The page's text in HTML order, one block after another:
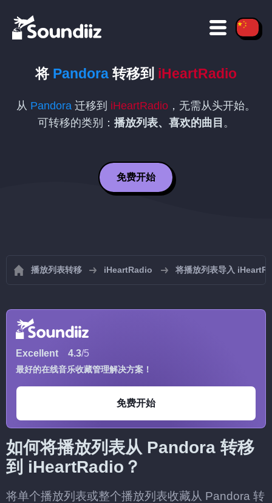
将 Pandora 转移到 iHeartRadio
从 Pandora 迁移到 iHeartRadio ，无需从头开始。
可转移的类别： 播放列表、喜欢的曲目 。
免费开始
播放列表转移 iHeartRadio 将播放列表导入
Excellent 4.3/5
最好的在线音乐收藏管理解决方案！
免费开始
如何将播放列表从 Pandora 转移
到 iHeartRadio？
将单个播放列表或整个播放列表收藏从 Pandora 转